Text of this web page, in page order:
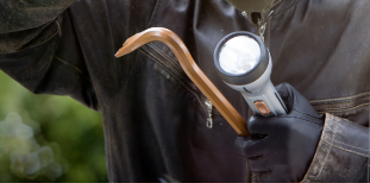
Distribuidores